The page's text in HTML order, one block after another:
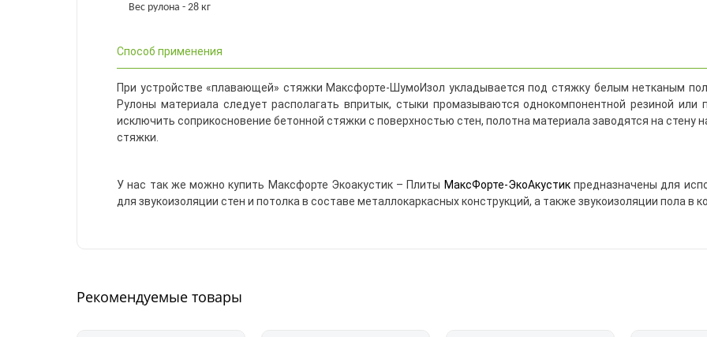
Вес рулона - 28 кг
Способ применения
При устройстве «плавающей» стяжки Максфорте-ШумоИзол укладывается под стяжку белым нетканым
Рулоны материала следует располагать впритык, стыки промазываются однокомпонентной резиной
исключить соприкосновение бетонной стяжки с поверхностью стен, полотна материала заводятся на стену
стяжки.
У нас так же можно купить Максфорте Экоакустик – Плиты МаксФорте-ЭкоАкустикпредназначены для
для звукоизоляции стен и потолка в составе металлокаркасных конструкций, а также звукоизоляции пола в
Рекомендуемые товары